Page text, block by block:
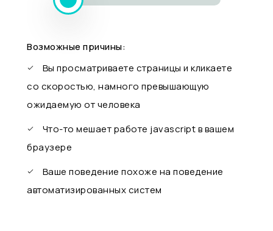
Возможные причины:
Вы просматриваете страницы и кликаете
со скоростью, намного превышающую
ожидаемую от человека
Что-то мешает работе javascript в вашем
браузере
Ваше поведение похоже на поведение
автоматизированных систем